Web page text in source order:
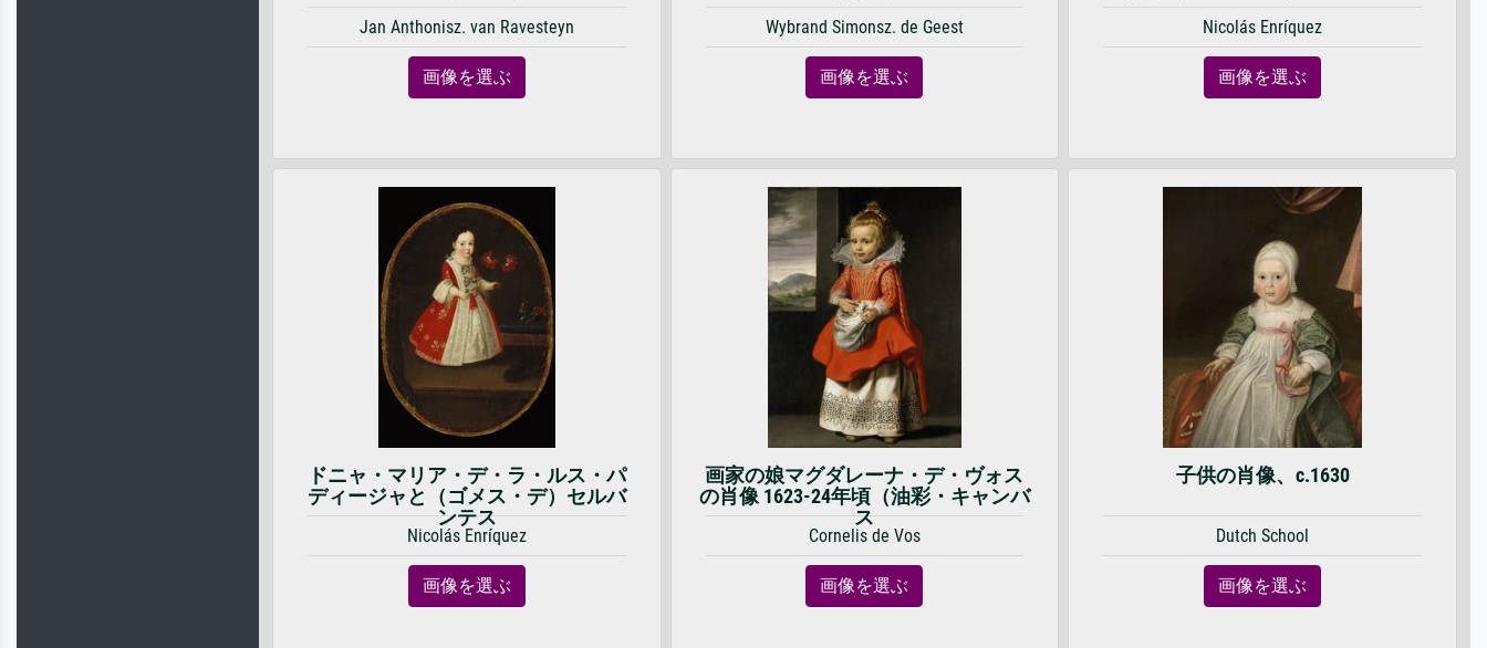
Jan Anthonisz. van Ravesteyn
画像を選ぶ
Wybrand Simonsz. de Geest
画像を選ぶ
Nicolás Enríquez
画像を選ぶ
ドニャ・マリア・デ・ラ・ルス・パ
ディージャと（ゴメス・デ）セルバ
ンテス
Nicolás Enríquez
画像を選ぶ
画家の娘マグダレーナ・デ・ヴォス
の肖像 1623-24年頃（油彩・キャンバ
ス
Cornelis de Vos
画像を選ぶ
子供の肖像、c.1630
Dutch School
画像を選ぶ